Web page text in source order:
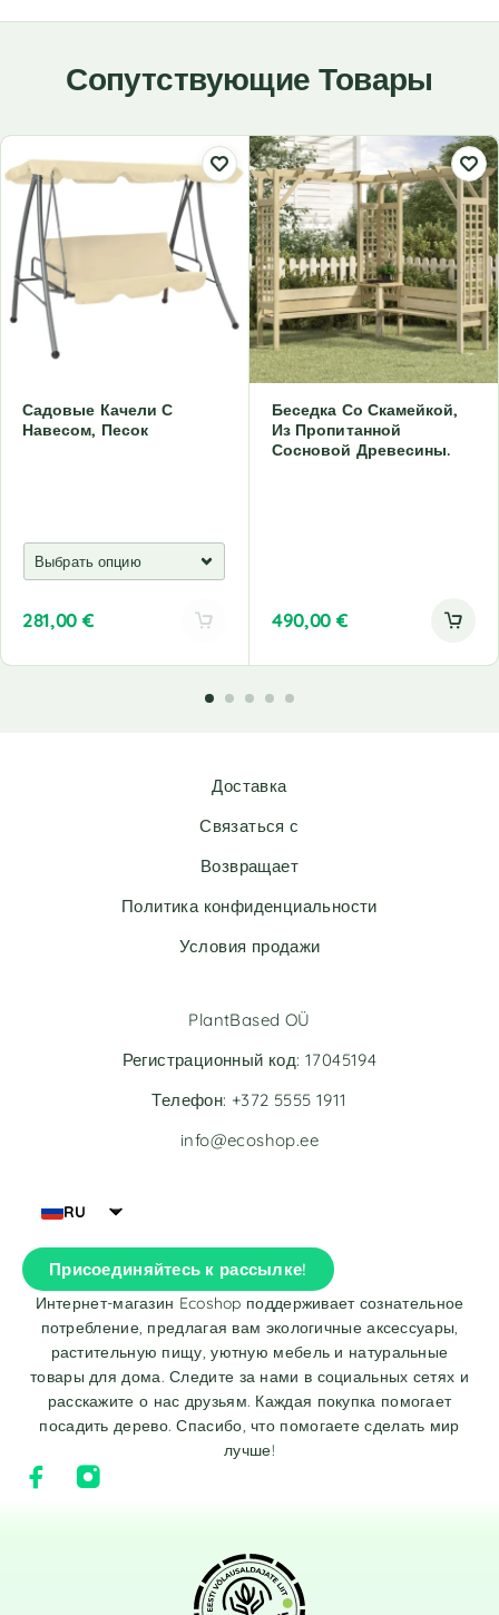
Сопутствующие Товары
Садовые Качели С
Навесом, Песок
281,00 €
Беседка Со Скамейкой,
Из Пропитанной
Сосновой Древесины.
490,00 €
Доставка
Связаться с
Возвращает
Политика конфиденциальности
Условия продажи
RU
Присоединяйтесь к рассылке!
Интернет-магазин Ecoshop поддерживает сознательное
потребление, предлагая вам экологичные аксессуары,
растительную пищу, уютную мебель и натуральные
товары для дома. Следите за нами в социальных сетях и
расскажите о нас друзьям. Каждая покупка помогает
посадить дерево. Спасибо, что помогаете сделать мир
лучше!
PlantBased OÜ
Регистрационный код: 17045194
Телефон: +372 5555 1911
info@ecoshop.ee